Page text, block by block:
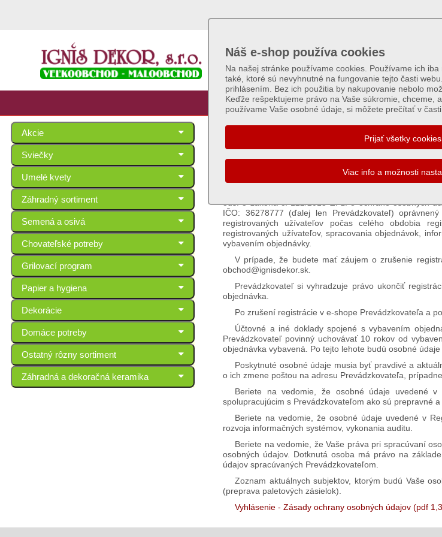
Náš e-shop používa cookies
Na našej stránke používame cookies. Používame ich
také, ktoré sú nevyhnutné na fungovanie tejto časti
prihlásením. Bez ich použitia by nakupovanie nebolo
Keďže rešpektujeme právo na Vaše súkromie, chceme,
používame Vaše osobné údaje, si môžete prečítať v časti
Akcie
Sviečky
Umelé kvety
Záhradný sortiment
Semená a osivá
Chovateľské potreby
Grilovací program
Papier a hygiena
Dekorácie
Domáce potreby
Ostatný rôzny sortiment
Záhradná a dekoračná keramika
Ochrana osobných údajov
Informácie a poučenie o právach v zmysle § 15
V súlade so zákonom č. 22/2004 o elektronickom
poskytnúť svoje osobné údaje v rozsahu uvedenom v
ods. 3 zákona č. 122/2013 Z. z. o ochrane osobných
IČO: 36278777 (ďalej len Prevádzkovateľ)
registrovaných užívateľov počas celého obdobia
registrovaných užívateľov, spracovania objednávok,
vybavením objednávky.
V prípade, že budete mať záujem o zrušenie
obchod@ignisdekor.sk.
Prevádzkovateľ si vyhradzuje právo ukončiť
objednávka.
Po zrušení registrácie v e-shope Prevádzkovateľa a
Účtovné a iné doklady spojené s vybavením
Prevádzkovateľ povinný uchovávať 10 rokov od
objednávka vybavená. Po tejto lehote budú osobné
Poskytnuté osobné údaje musia byť pravdivé a
o ich zmene poštou na adresu Prevádzkovateľa,
Beriete na vedomie, že osobné údaje uvedené v
spolupracujúcim s Prevádzkovateľom ako sú prepravné
Beriete na vedomie, že osobné údaje uvedené v
rozvoja informačných systémov, vykonania auditu.
Beriete na vedomie, že Vaše práva pri spracúvaní
osobných údajov. Dotknutá osoba má právo na
údajov spracúvaných Prevádzkovateľom.
Zoznam aktuálnych subjektov, ktorým budú Vaše
(preprava paletových zásielok).
Vyhlásenie - Zásady ochrany osobných údajov (pdf